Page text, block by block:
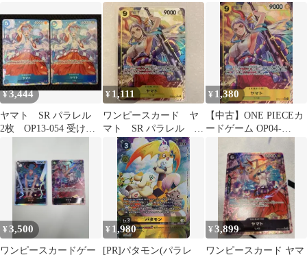
ル
¥3,444
ヤマト SR パラレル
2枚 OP13-054 受け継
¥ 1,111
ワンピースカード ヤ
マト SR パラレル
OP04-112
¥ 1,380
【中古】ONE PIECEカ
ードゲーム OP04-
112[SR]：(パラレル)ヤ
¥3,500
ワンピースカードゲー
¥ 1,980
[PR]パタモン(パラレ
¥3,899
ワンピースカード ヤマ